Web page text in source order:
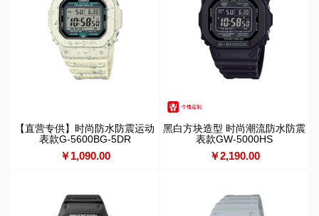
【直营专供】时尚防水防震运动
表款G-5600BG-5DR
￥1,090.00
黑白方块造型 时尚潮流防水防震
表款GW-5000HS
￥2,190.00